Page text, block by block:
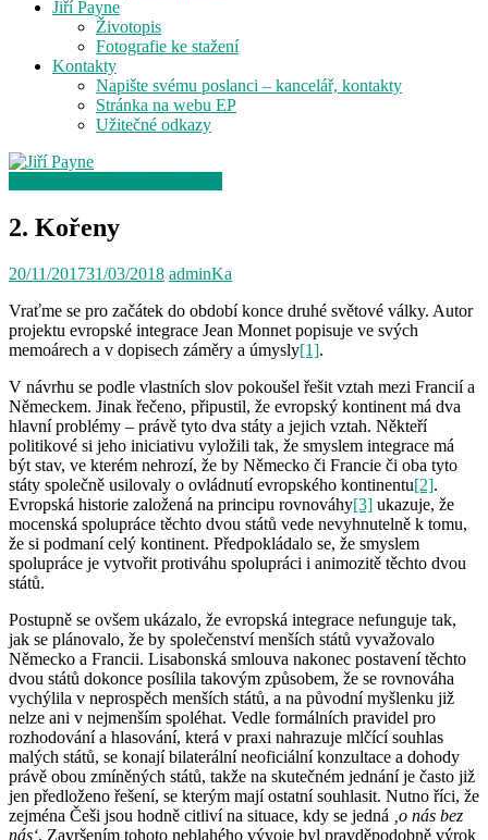
Jiří Payne
Životopis
Fotografie ke stažení
Kontakty
Napište svému poslanci – kancelář, kontakty
Stránka na webu EP
Užitečné odkazy
2. Kořeny
20/11/201731/03/2018 adminKa
Vraťme se pro začátek do období konce druhé světové války. Autor
projektu evropské integrace Jean Monnet popisuje ve svých
memoárech a v dopisech záměry a úmysly[1].
V návrhu se podle vlastních slov pokoušel řešit vztah mezi Francií a
Německem. Jinak řečeno, připustil, že evropský kontinent má dva
hlavní problémy – právě tyto dva státy a jejich vztah. Někteří
politikové si jeho iniciativu vyložili tak, že smyslem integrace má
být stav, ve kterém nehrozí, že by Německo či Francie či oba tyto
státy společně usilovaly o ovládnutí evropského kontinentu[2].
Evropská historie založená na principu rovnováhy[3] ukazuje, že
mocenská spolupráce těchto dvou států vede nevyhnutelně k tomu,
že si podmaní celý kontinent. Předpokládalo se, že smyslem
spolupráce je vytvořit protiváhu spolupráci i animozitě těchto dvou
států.
Postupně se ovšem ukázalo, že evropská integrace nefunguje tak,
jak se plánovalo, že by společenství menších států vyvažovalo
Německo a Francii. Lisabonská smlouva nakonec postavení těchto
dvou států dokonce posílila takovým způsobem, že se rovnováha
vychýlila v neprospěch menších států, a na původní myšlenku již
nelze ani v nejmenším spoléhat. Vedle formálních pravidel pro
rozhodování a hlasování, která v praxi nahrazuje mlčící souhlas
malých států, se konají bilaterální neoficiální konzultace a dohody
právě obou zmíněných států, takže na skutečném jednání je často již
jen předloženo řešení, se kterým mají ostatní souhlasit. Nutno říci, že
zejména Češi jsou hodně citliví na situace, kdy se jedná ‚o nás bez
nás‘. Završením tohoto neblahého vývoje byl pravděpodobně výrok